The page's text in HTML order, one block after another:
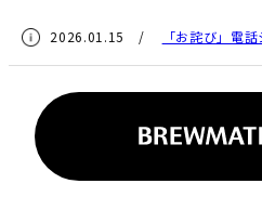
2026.01.15 / 「お詫び」電